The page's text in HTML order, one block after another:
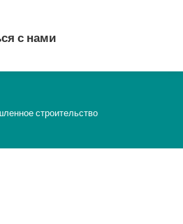
с нами
строительство